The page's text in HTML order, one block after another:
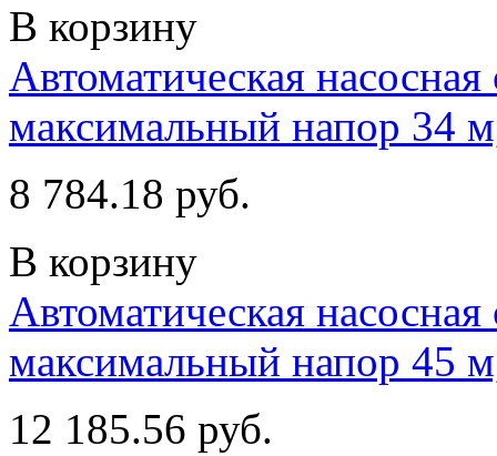
В корзину
Автоматическая
максимальный напор 34
8 784.18 руб.
В корзину
Автоматическая
максимальный напор 45
12 185.56 руб.